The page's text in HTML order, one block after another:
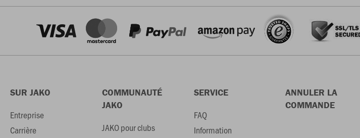
SUR JAKO
Entreprise
Carrière
COMMUNAUTÉ
JAKO
JAKO pour clubs
SERVICE
FAQ
Information
ANNULER LA
COMMANDE